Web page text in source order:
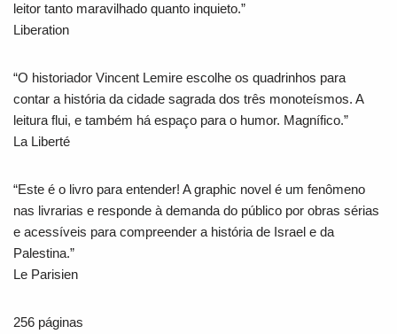
leitor tanto maravilhado quanto inquieto.”
Liberation
“O historiador Vincent Lemire escolhe os quadrinhos para
contar a história da cidade sagrada dos três monoteísmos. A
leitura flui, e também há espaço para o humor. Magnífico.”
La Liberté
“Este é o livro para entender! A graphic novel é um fenômeno
nas livrarias e responde à demanda do público por obras sérias
e acessíveis para compreender a história de Israel e da
Palestina.”
Le Parisien
256 páginas